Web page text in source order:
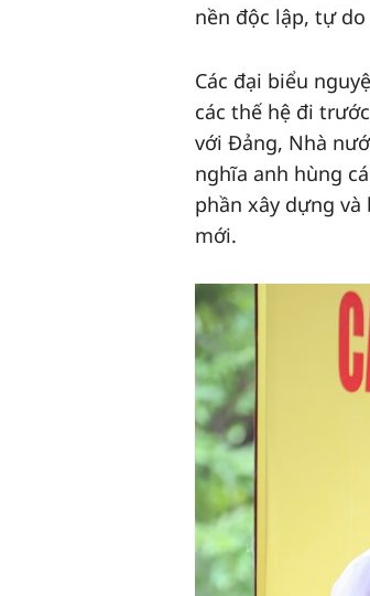
nền độc lập, tự
Các đại biểu
các thế hệ đi
với Đảng, Nhà
nghĩa anh hùng
phần xây dựng
mới.